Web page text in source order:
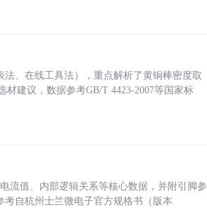
、在线工具法），重点解析了黄铜棒密度取
材建议，数据参考GB/T 4423-2007等国家标
流值、内部逻辑关系等核心数据，并附引脚参
自杭州士兰微电子官方规格书（版本